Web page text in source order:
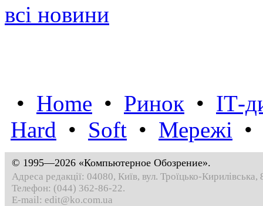
всі новини
• Home • Ринок • IТ-
Hard • Soft • Мережі
© 1995—2026 «Компьютерное Обозрение».
Адреса редакції: 04080, Київ, вул. Троїцько-Кирилівська,
Телефон: (044) 362-86-22.
E-mail: edit@ko.com.ua